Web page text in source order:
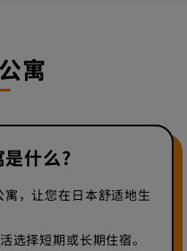
寓
什么?
，让您在日本舒适地生
选择短期或长期住宿。